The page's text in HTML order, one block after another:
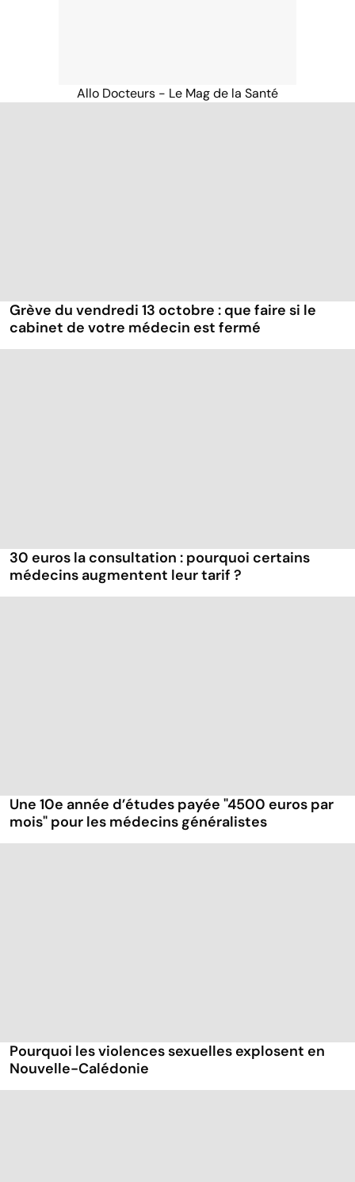
Allo Docteurs - Le Mag de la Santé
Grève du vendredi 13 octobre : que faire si le
cabinet de votre médecin est fermé
30 euros la consultation : pourquoi certains
médecins augmentent leur tarif ?
Une 10e année d’études payée "4500 euros par
mois" pour les médecins généralistes
Pourquoi les violences sexuelles explosent en
Nouvelle-Calédonie